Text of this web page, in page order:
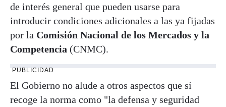
de interés general que pueden usarse para
introducir condiciones adicionales a las ya fijadas
por la Comisión Nacional de los Mercados y la
Competencia (CNMC).
PUBLICIDAD
El Gobierno no alude a otros aspectos que sí
recoge la norma como "la defensa y seguridad